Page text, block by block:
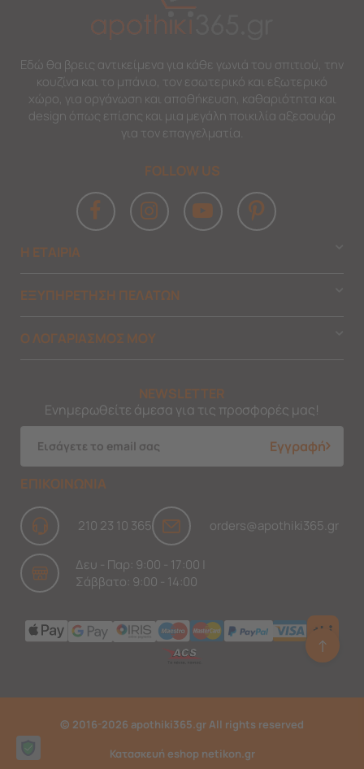
Εδώ θα βρεις αντικείμενα για κάθε γωνιά του σπιτιού, την
κουζίνα και το μπάνιο, τον εσωτερικό και εξωτερικό
χώρο, για οργάνωση και αποθήκευση, καθαριότητα και
design όπως επίσης και μια μεγάλη ποικιλία αξεσουάρ
για τον επαγγελματία.
FOLLOW US
Η ΕΤΑΙΡΙΑ
ΕΞΥΠΗΡΕΤΗΣΗ ΠΕΛΑΤΩΝ
Ο ΛΟΓΑΡΙΑΣΜΟΣ ΜΟΥ
NEWSLETTER
Ενημερωθείτε άμεσα για τις προσφορές μας!
Εγγραφή
ΕΠΙΚΟΙΝΩΝΙΑ
210 23 10 365 orders@apothiki365.gr
Δευ - Παρ: 9:00 - 17:00 |
Σάββατο: 9:00 - 14:00
↑
© 2016-2026 apothiki365.gr All rights reserved
Κατασκευή eshop netikon.gr